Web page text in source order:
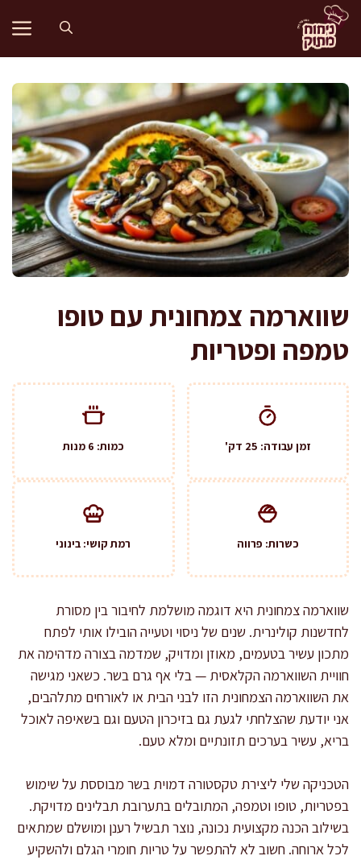
לדלג
לתוכן
שווארמה צמחונית עם טופו
טמפה ופטריות
זמן עבודה: 25 דק' כמות: 6 מנות
כשרות: פרווה רמת קושי: בינוני
שווארמה צמחונית היא דוגמה מושלמת לחיבור בין מסורת
לחדשנות קולינרית. שנים של ניסוי וטעייה הובילו אותי לפתח
מתכון עשיר בטעמים, מאוזן ומדויק, שמדמה בצורה מדהימה את
חוויית השווארמה הקלאסית — בלי אף גרם בשר. כשאני מגישה
את השווארמה הצמחונית הזו לבני הבית או לאורחים מתלהבים,
אני יודעת שהצלחתי לגעת גם בזיכרון הטעם וגם בשאיפה לאוכל
בריא, עשיר בערכים תזונתיים ומלא טעם.
הטכניקה שלי ליצירת טקסטורה דמוית בשר מבוססת על שימוש
בפטריות, טופו וטמפה, המתובלים בתערובת תבלינים מדויקת.
בשילוב הכנה מקצועית נכונה, נוצר תבשיל רענן ומושלם שמתאים
לכל ארוחה. חשוב לא להתפשר על טריות חומרי הגלם ולהשקיע